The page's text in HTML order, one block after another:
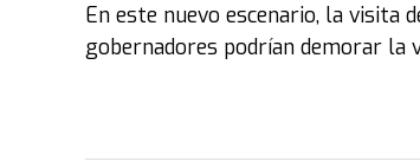
En este nuevo escenario, la visita
gobernadores podrían demorar la